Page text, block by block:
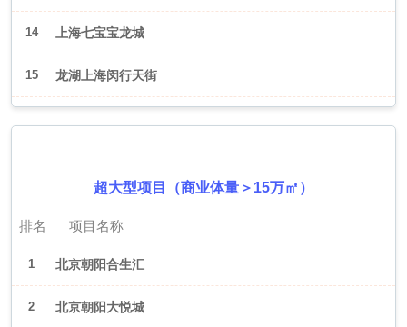
14 上海七宝宝龙城
15 龙湖上海闵行天街
超大型项目（商业体量＞15万㎡）
排名 项目名称
1 北京朝阳合生汇
2 北京朝阳大悦城